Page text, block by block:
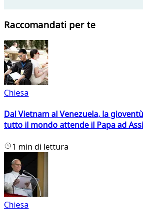
Raccomandati per te
Chiesa
Dal Vietnam al Venezuela, la
tutto il mondo attende il Papa ad
1 min di lettura
Chiesa